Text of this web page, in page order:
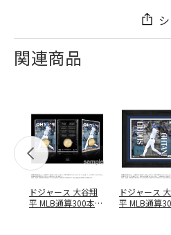
関連商品
ドジャース 大谷翔
平 MLB通算300本塁
ドジャース
平 MLB通算